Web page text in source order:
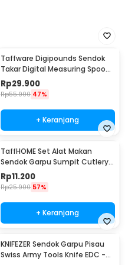
Taffware Digipounds Sendok
Takar Digital Measuring Spoon
500g 0.1g - HM10
Rp29.900
Rp55.900 47%
+ Keranjang
TaffHOME Set Alat Makan
Sendok Garpu Sumpit Cutlery
with Pouch - CJ0091
Rp11.200
Rp25.900 57%
+ Keranjang
KNIFEZER Sendok Garpu Pisau
Swiss Army Tools Knife EDC -